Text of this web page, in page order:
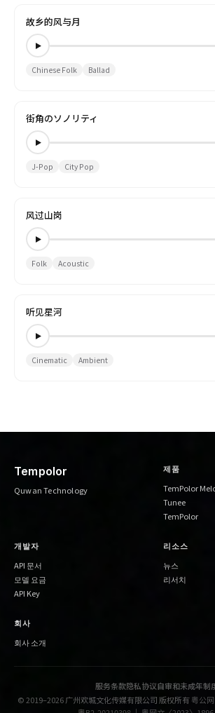
故乡的风与月
Chinese Folk Ballad
街角のソノリティ
J-Pop City Pop
风过山岗
Folk Acoustic
听见星河
Cinematic Ambient
Tempolor
Quwan Technology
제품
TemPolor
Tunee
TemPolor
개발자
API 문서
모델 요금
API Key
리소스
뉴스
리서치
회사
회사 소개
服务条款隐私协议自审和未成年制
© 2019–2026 广州欢城文化传媒有限公司 版权所有粤公